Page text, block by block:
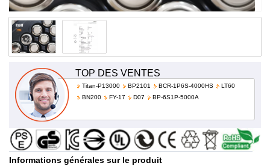
TOP DES VENTES
Titan-P13000 BP2101 BCR-1P6S-4000HS
LT60
BN200
FY-17 D07 BP-6S1P-5000A
Informations générales sur le produit